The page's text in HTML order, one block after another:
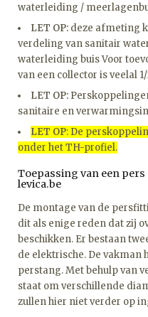
waterleiding /
LET OP: deze afmeting
verdeling van sanitair
waterleiding buis Voor
van een collector is veelal
LET OP:
sanitaire en
LET OP: De
onder het TH-profiel.
Toepassing van een
levica.be
De montage van de
dit als enige reden dat zij
beschikken. Er bestaan
de elektrische. De vakman
perstang. Met behulp van
staat om verschillende
zullen hier niet verder op